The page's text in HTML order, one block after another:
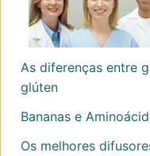
As diferenças entre
glúten
Bananas e
Os melhores